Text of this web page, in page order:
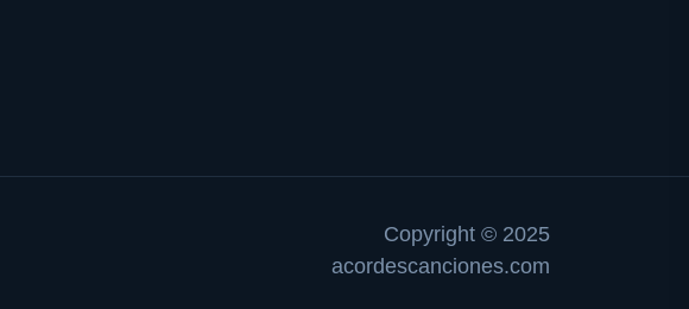
Copyright © 2025
acordescanciones.com